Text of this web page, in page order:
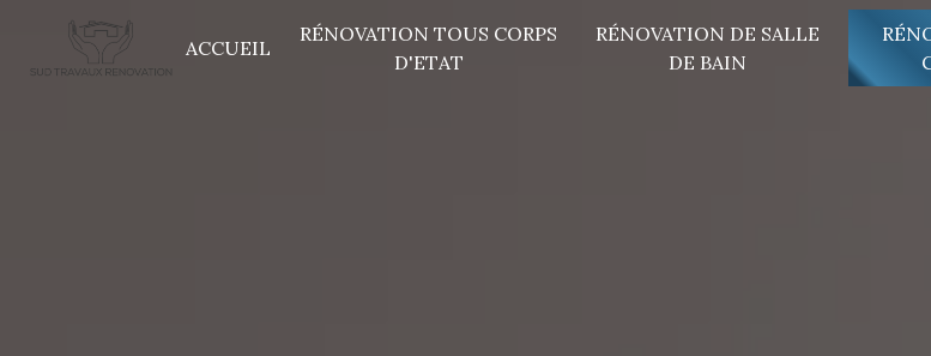
ACCUEIL
RÉNOVATION TOUS CORPS
D'ETAT
RÉNOVATION DE SALLE
DE BAIN